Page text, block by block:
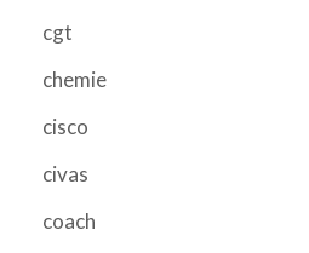
cgt
chemie
cisco
civas
coach